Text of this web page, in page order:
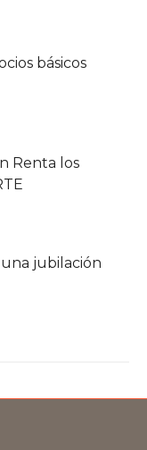
básicos
Renta los
jubilación